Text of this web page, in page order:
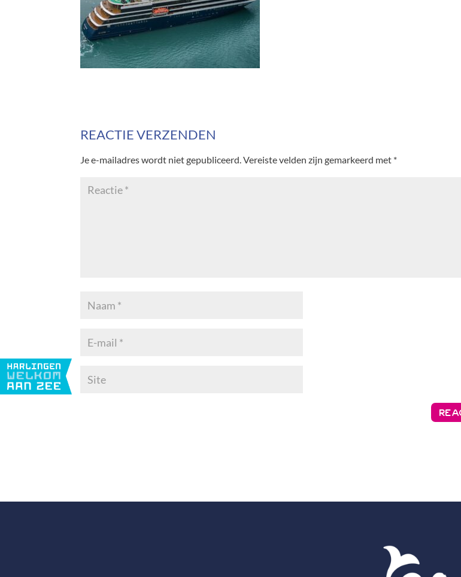
REACTIE VERZENDEN
Je e-mailadres wordt niet gepubliceerd.Vereiste velden zijn gemarkeerd met *